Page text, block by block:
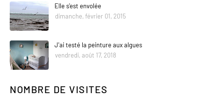
Elle s'est envolée
dimanche, février 01, 2015
J'ai testé la peinture aux algues
vendredi, août 17, 2018
NOMBRE DE VISITES